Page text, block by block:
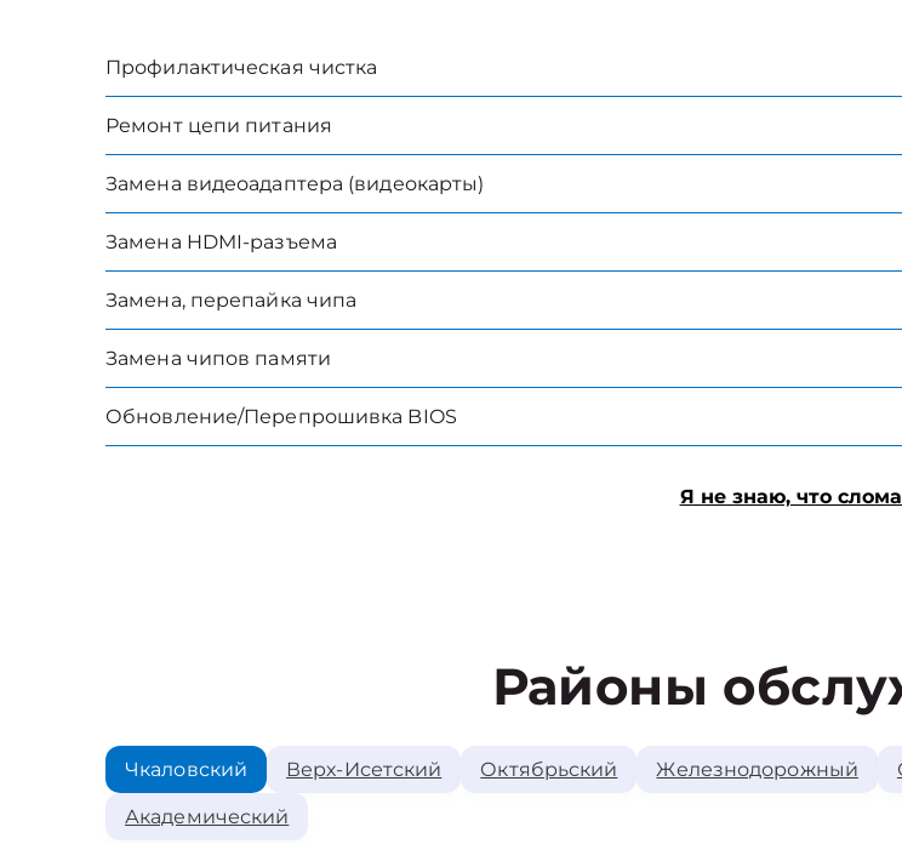
Профилактическая чистка
Ремонт цепи питания
Замена видеоадаптера (видеокарты)
Замена HDMI-разъема
Замена, перепайка чипа
Замена чипов памяти
Обновление/Перепрошивка BIOS
Я не знаю, что
Районы
Чкаловский Верх-Исетский Октябрьский Железнодорожный
Академический